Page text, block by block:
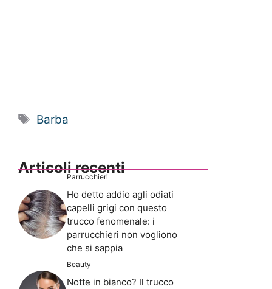
Tag
Barba
Articoli recenti
Parrucchieri
Ho detto addio agli odiati
capelli grigi con questo
trucco fenomenale: i
parrucchieri non vogliono
che si sappia
Beauty
Notte in bianco? Il trucco